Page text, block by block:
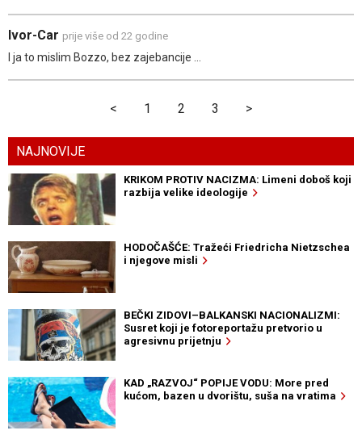
Ivor-Car prije više od 22 godine
I ja to mislim Bozzo, bez zajebancije ...
< 1 2 3 >
NAJNOVIJE
KRIKOM PROTIV NACIZMA: Limeni doboš koji
razbija velike ideologije
HODOČAŠĆE: Tražeći Friedricha Nietzschea
i njegove misli
BEČKI ZIDOVI–BALKANSKI NACIONALIZMI:
Susret koji je fotoreportažu pretvorio u
agresivnu prijetnju
KAD „RAZVOJ“ POPIJE VODU: More pred
kućom, bazen u dvorištu, suša na vratima